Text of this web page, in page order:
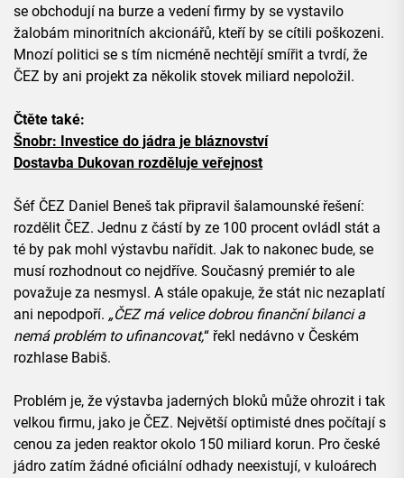
se obchodují na burze a vedení firmy by se vystavilo
žalobám minoritních akcionářů, kteří by se cítili poškozeni.
Mnozí politici se s tím nicméně nechtějí smířit a tvrdí, že
ČEZ by ani projekt za několik stovek miliard nepoložil.
Čtěte také:
Šnobr: Investice do jádra je bláznovství
Dostavba Dukovan rozděluje veřejnost
Šéf ČEZ Daniel Beneš tak připravil šalamounské řešení:
rozdělit ČEZ. Jednu z částí by ze 100 procent ovládl stát a
té by pak mohl výstavbu nařídit. Jak to nakonec bude, se
musí rozhodnout co nejdříve. Současný premiér to ale
považuje za nesmysl. A stále opakuje, že stát nic nezaplatí
ani nepodpoří. „ČEZ má velice dobrou finanční bilanci a
nemá problém to ufinancovat,“ řekl nedávno v Českém
rozhlase Babiš.
Problém je, že výstavba jaderných bloků může ohrozit i tak
velkou firmu, jako je ČEZ. Největší optimisté dnes počítají s
cenou za jeden reaktor okolo 150 miliard korun. Pro české
jádro zatím žádné oficiální odhady neexistují, v kuloárech